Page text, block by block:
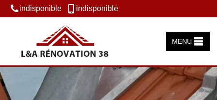
indisponible indisponible
MENU